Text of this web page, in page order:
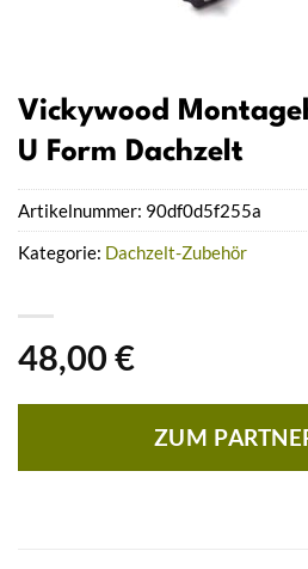
Vickywood
U Form Dachzelt
48,00 €
ZUM
Artikelnummer: 90df0d5f255a
Kategorie: Dachzelt-Zubehör